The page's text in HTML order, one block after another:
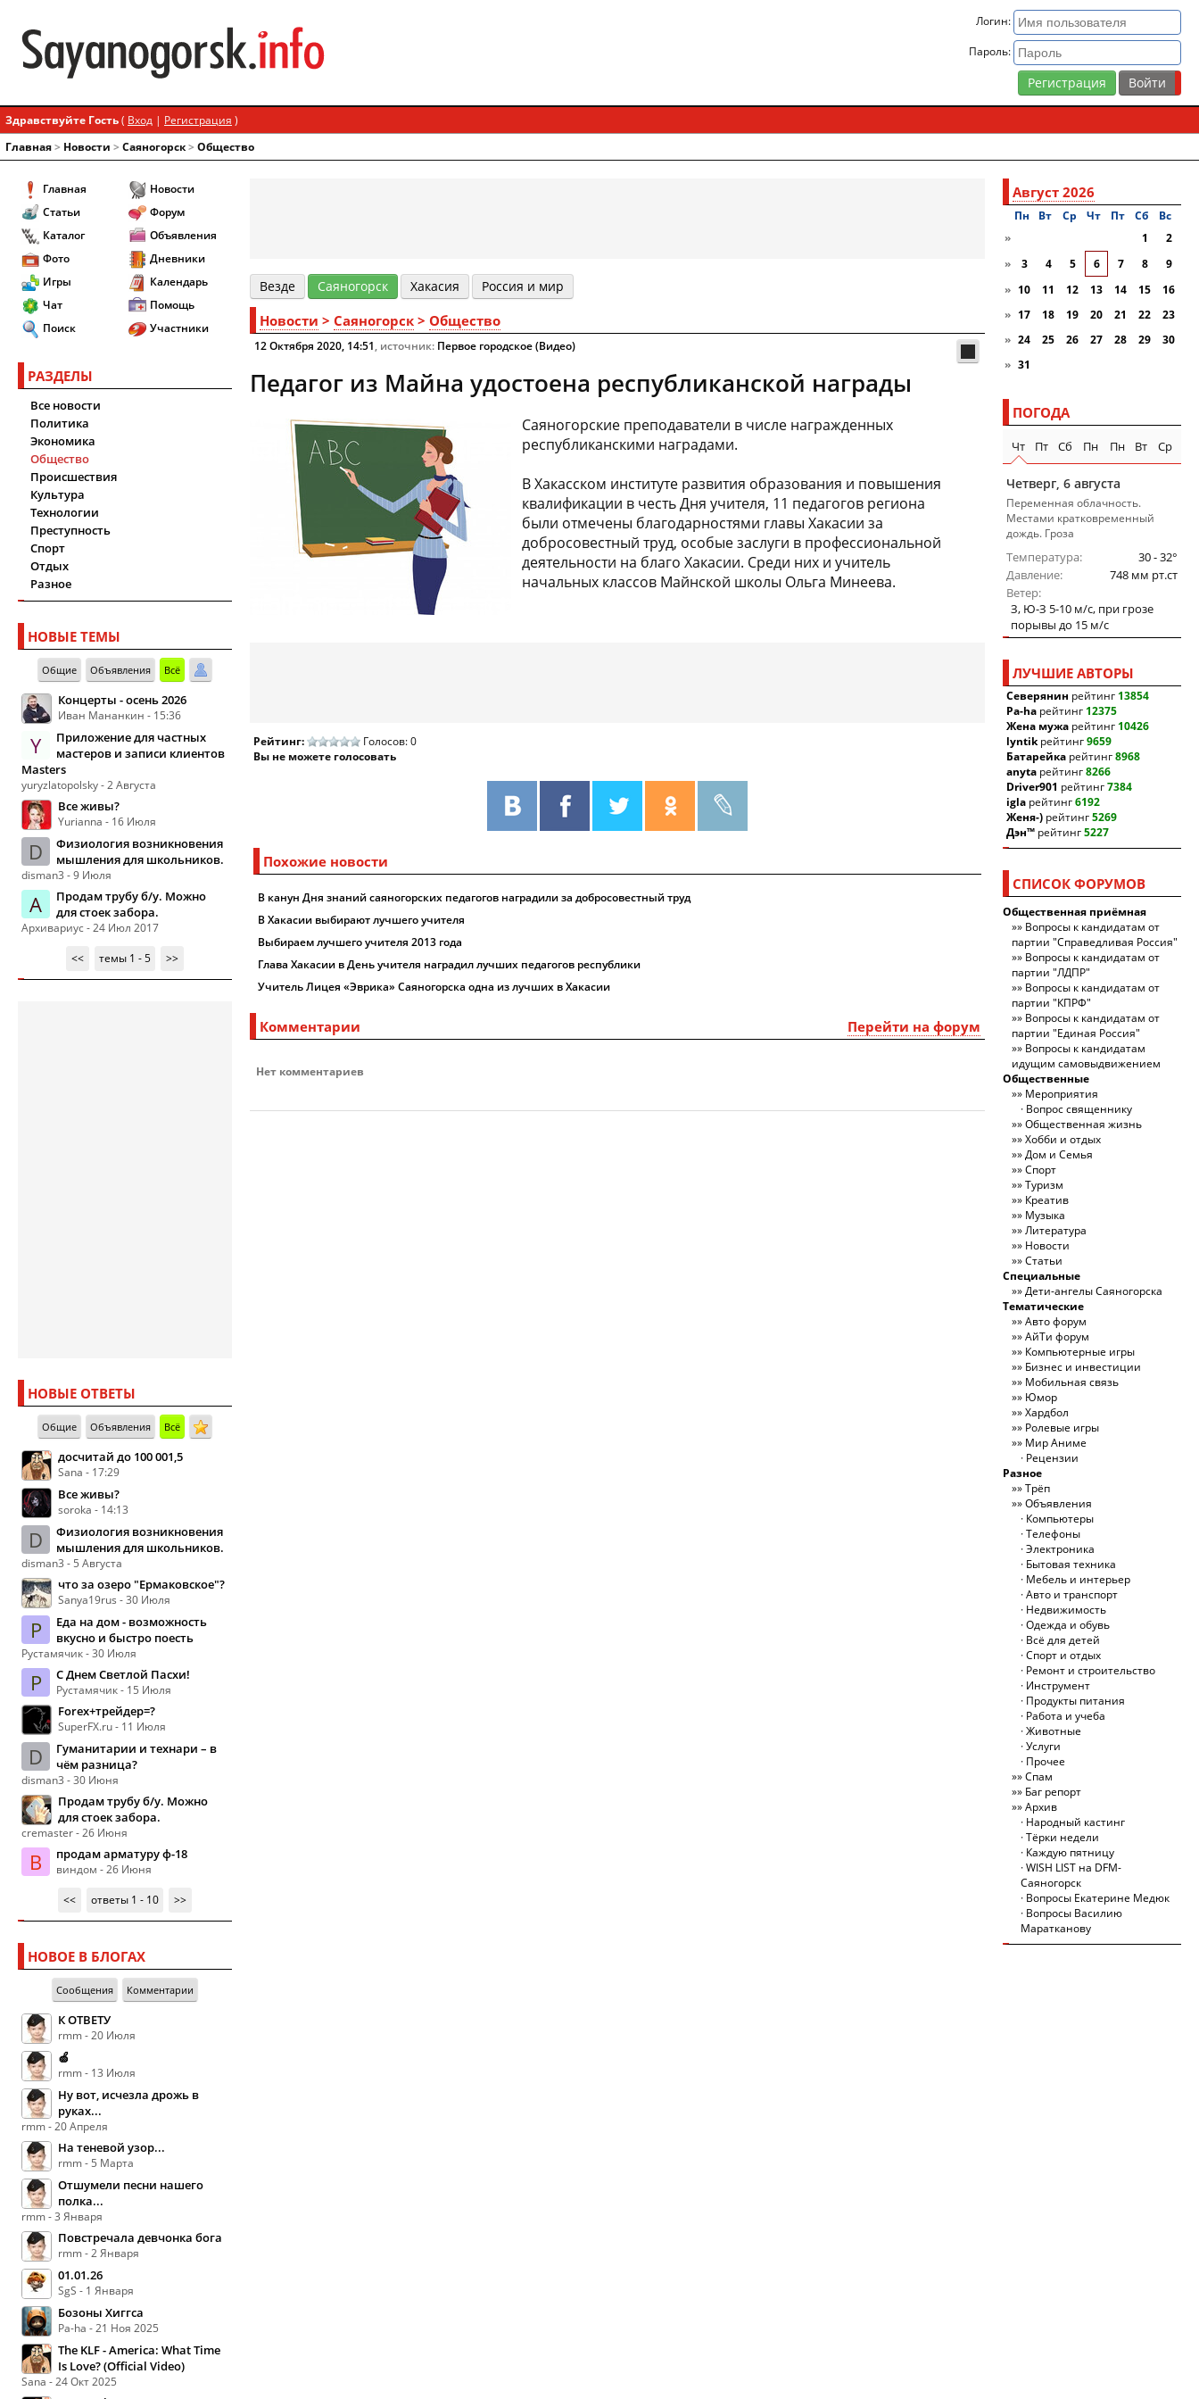
Логин:
Пароль:
Регистрация
Здравствуйте Гость( Вход | Регистрация )
Главная> Новости > Cаяногорск> Общество
Главная
Статьи
Каталог
Фото
Игры
Чат
Поиск
Новости
Форум
Объявления
Дневники
Календарь
Помощь
Участники
РАЗДЕЛЫ
Все новости
Политика
Экономика
Общество
Происшествия
Культура
Технологии
Преступность
Спорт
Отдых
Разное
НОВЫЕ ТЕМЫ
Общие Объявления Всё
Концерты - осень 2026
Иван Мананкин - 15:36
Y
Приложение для частных
мастеров и записи клиентов
Masters
yuryzlatopolsky - 2 Августа
Все живы?
Yurianna - 16 Июля
D
Физиология возникновения
мышления для школьников.
disman3 - 9 Июля
А
Продам трубу б/у. Можно
для стоек забора.
Архивариус - 24 Июл 2017
<<
темы 1 - 5 >>
НОВЫЕ ОТВЕТЫ
Общие Объявления Всё
досчитай до 100 001,5
Sana - 17:29
Все живы?
soroka - 14:13
D
Физиология возникновения
мышления для школьников.
disman3 - 5 Августа
что за озеро "Ермаковское"?
Sanya19rus - 30 Июля
Р
Еда на дом - возможность
вкусно и быстро поесть
Рустамячик - 30 Июля
Р С Днем Светлой Пасхи!
Рустамячик - 15 Июля
Forex+трейдер=?
SuperFX.ru - 11 Июля
D
Гуманитарии и технари – в
чём разница?
disman3 - 30 Июня
Продам трубу б/у. Можно
для стоек забора.
cremaster - 26 Июня
В продам арматуру ф-18
виндом - 26 Июня
<<
ответы 1 - 10 >>
НОВОЕ В БЛОГАХ
Сообщения Комментарии
К ОТВЕТУ
rmm - 20 Июля
🍏
rmm - 13 Июля
Ну вот, исчезла дрожь в
руках...
rmm - 20 Апреля
На теневой узор...
rmm - 5 Марта
Отшумели песни нашего
полка...
rmm - 3 Января
Повстречала девчонка бога
rmm - 2 Января
01.01.26
SgS - 1 Января
Бозоны Хиггса
Pa-ha - 21 Ноя 2025
The KLF - America: What Time
Is Love? (Official Video)
Sana - 24 Окт 2025
Везде Cаяногорск Хакасия Россия и мир
Новости > Cаяногорск > Общество
12 Октября 2020, 14:51, источник: Первое городское (Видео)
Педагог из Майна удостоена республиканской награды
Саяногорские преподаватели в числе награжденных
республиканскими наградами.
В Хакасском институте развития образования и повышения
квалификации в честь Дня учителя, 11 педагогов региона
были отмечены благодарностями главы Хакасии за
добросовестный труд, особые заслуги в профессиональной
деятельности на благо Хакасии. Среди них и учитель
начальных классов Майнской школы Ольга Минеева.
Рейтинг:
Голосов: 0
Вы не можете голосовать
Похожие новости
В канун Дня знаний саяногорских педагогов наградили за добросовестный труд
В Хакасии выбирают лучшего учителя
Выбираем лучшего учителя 2013 года
Глава Хакасии в День учителя наградил лучших педагогов республики
Учитель Лицея «Эврика» Саяногорска одна из лучших в Хакасии
Перейти на форум
Комментарии
Нет комментариев
Август 2026
Пн Вт Ср Чт Пт Сб
Вc
»
1
2
»
3 4 5 6 7 8
9
» 10 11 12 13 14 15
16
» 17 18 19 20 21 22
23
» 24 25 26 27 28 29
30
» 31
ПОГОДА
Чт Пт Сб Пн Пн Вт Ср
Четверг, 6 августа
Переменная облачность.
Местами кратковременный
дождь. Гроза
Температура
30 - 32°
Давление
748 мм рт.ст
Ветер
З, Ю-З 5-10 м/c, при грозе
порывы до 15 м/c
ЛУЧШИЕ АВТОРЫ
Северянин рейтинг 13854
Pa-ha рейтинг 12375
Жена мужа рейтинг 10426
lyntikрейтинг9659
Батарейка рейтинг8968
anyta рейтинг8266
Driver901 рейтинг7384
igla рейтинг6192
Женя-) рейтинг5269
Дэн™ рейтинг5227
СПИСОК ФОРУМОВ
Общественная приёмная
Вопросы к кандидатам от
партии "Справедливая Россия"
Вопросы к кандидатам от
партии "ЛДПР"
Вопросы к кандидатам от
партии "КПРФ"
Вопросы к кандидатам от
партии "Единая Россия"
Вопросы к кандидатам
идущим самовыдвижением
Общественные
Мероприятия
Вопрос священнику
Общественная жизнь
Хобби и отдых
Дом и Семья
Спорт
Туризм
Креатив
Музыка
Литература
Новости
Статьи
Специальные
Дети-ангелы Саяногорска
Тематические
Авто форум
АйТи форум
Компьютерные игры
Бизнес и инвестиции
Мобильная связь
Юмор
Хардбол
Ролевые игры
Мир Аниме
Рецензии
Разное
Трёп
Объявления
Компьютеры
Телефоны
Электроника
Бытовая техника
Мебель и интерьер
Авто и транспорт
Недвижимость
Одежда и обувь
Всё для детей
Спорт и отдых
Ремонт и строительство
Инструмент
Продукты питания
Работа и учеба
Животные
Услуги
Прочее
Спам
Баг репорт
Архив
Народный кастинг
Тёрки недели
Каждую пятницу
WISH LIST на DFM-
Саяногорск
Вопросы Екатерине Медюк
Вопросы Василию
Маратканову